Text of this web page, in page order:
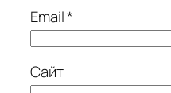
Email*
Сайт